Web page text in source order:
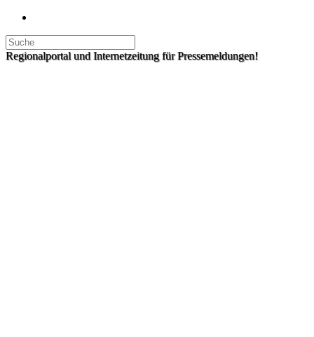
Regionalportal und Internetzeitung für Pressemeldungen!